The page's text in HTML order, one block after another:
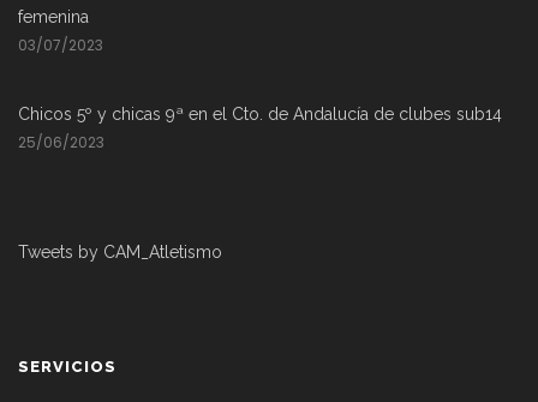
femenina
03/07/2023
Chicos 5º y chicas 9ª en el Cto. de Andalucía de clubes sub14
25/06/2023
Tweets by CAM_Atletismo
SERVICIOS